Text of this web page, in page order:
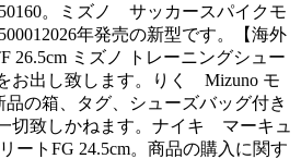
。ミズノ サッカースパイクモ
年発売の新型です。【海外
26.5cm ミズノ トレーニングシュー
お出し致します。りく Mizuno モ
品の箱、タグ、シューズバッグ付き
切致しかねます。ナイキ マーキュ
ートFG 24.5cm。商品の購入に関す